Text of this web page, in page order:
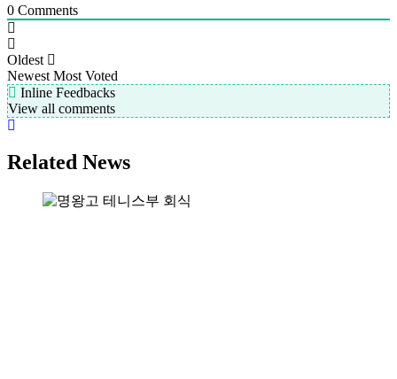
0 Comments
Oldest
Newest Most Voted
Inline Feedbacks
View all comments
Related News